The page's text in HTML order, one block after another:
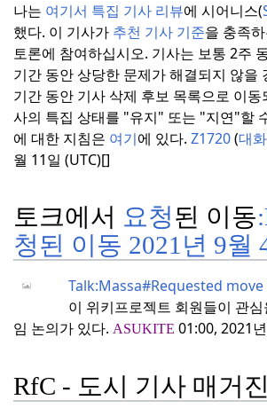
나는 여기서 특집 기사 리뷰에 시어니스(
했다. 이 기사가 추천 기사 기준을 충족
토론에 참여하십시오. 기사는 보통 2주
기간 동안 상당한 문제가 해결되지 않을
기간 동안 기사 삭제 후보 목록으로 이동
사의 특집 상태를 "유지" 또는 "지연"할
에 대한 지침은 여기에 있다. Z1720(대화
월 11일 (UTC)[]
토크에서 요청된 이동
청된 이동 2021년 9월
Talk:Massa#Requested move
이 위키프로젝트 회원들이 관
임 논의가 있다. ASUKITE 01:00, 2021
RfC - 도시 기사 매거